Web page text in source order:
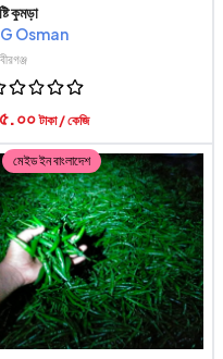
কুমড়া
Osman
বীরগঞ্জ
টাকা / কেজি
মেইড ইন বাংলাদেশ